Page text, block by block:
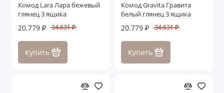
Комод Lara Лара бежевый
глянец 3 ящика
20.779 ₽ 34.631 ₽
Купить
Комод Gravita Гравита
белый глянец 3 ящика
20.779 ₽ 34.631 ₽
Купить